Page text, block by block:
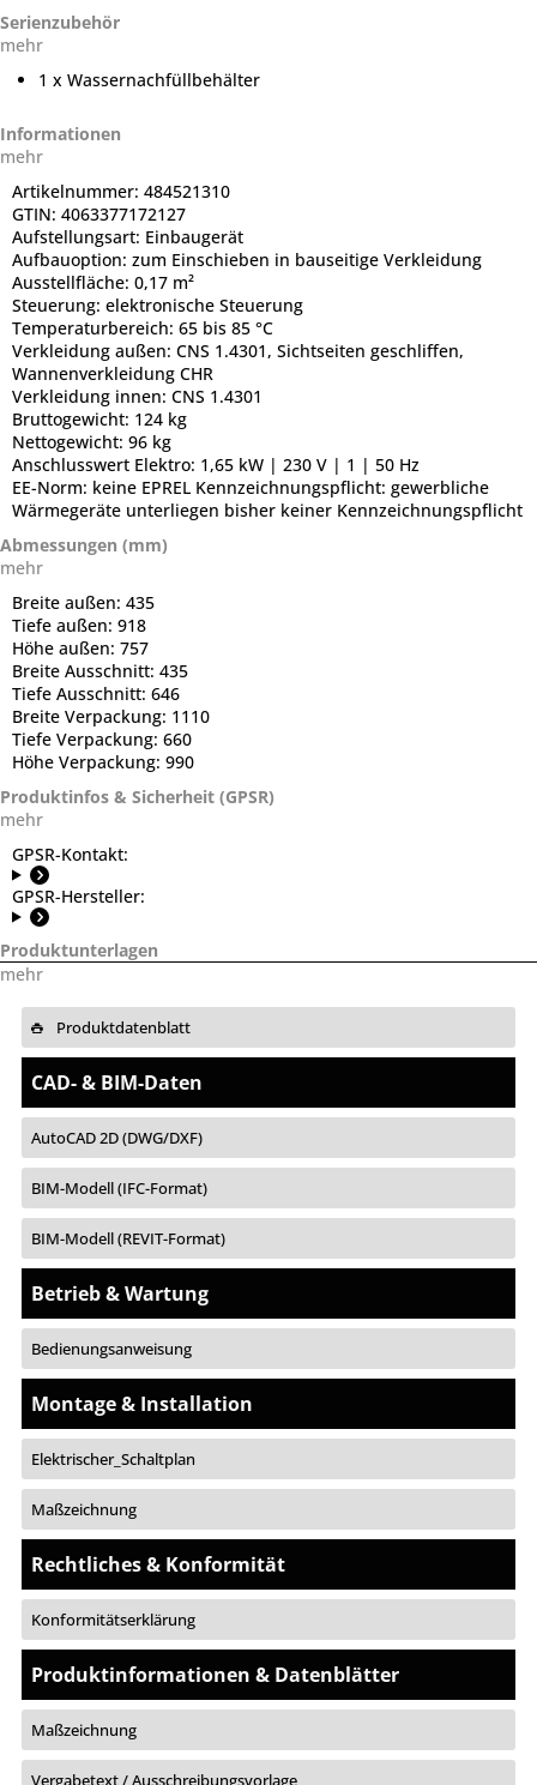
Serienzubehör
mehr
1 x Wassernachfüllbehälter
Informationen
mehr
Artikelnummer: 484521310
GTIN: 4063377172127
Aufstellungsart: Einbaugerät
Aufbauoption: zum Einschieben in bauseitige Verkleidung
Ausstellfläche: 0,17 m²
Steuerung: elektronische Steuerung
Temperaturbereich: 65 bis 85 °C
Verkleidung außen: CNS 1.4301, Sichtseiten geschliffen,
Wannenverkleidung CHR
Verkleidung innen: CNS 1.4301
Bruttogewicht: 124 kg
Nettogewicht: 96 kg
Anschlusswert Elektro: 1,65 kW | 230 V | 1 | 50 Hz
EE-Norm: keine EPREL Kennzeichnungspflicht: gewerbliche
Wärmegeräte unterliegen bisher keiner Kennzeichnungspflicht
Abmessungen (mm)
mehr
Breite außen: 435
Tiefe außen: 918
Höhe außen: 757
Breite Ausschnitt: 435
Tiefe Ausschnitt: 646
Breite Verpackung: 1110
Tiefe Verpackung: 660
Höhe Verpackung: 990
Produktinfos & Sicherheit (GPSR)
mehr
GPSR-Kontakt:
GPSR-Hersteller:
Produktunterlagen
mehr
Produktdatenblatt
CAD- & BIM-Daten
AutoCAD 2D (DWG/DXF)
BIM-Modell (IFC-Format)
BIM-Modell (REVIT-Format)
Betrieb & Wartung
Bedienungsanweisung
Montage & Installation
Elektrischer_Schaltplan
Maßzeichnung
Rechtliches & Konformität
Konformitätserklärung
Produktinformationen & Datenblätter
Maßzeichnung
Vergabetext / Ausschreibungsvorlage